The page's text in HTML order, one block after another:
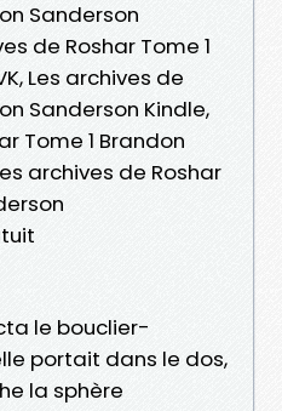
Sanderson
de Roshar Tome 1
Les archives de
Sanderson Kindle,
Tome 1 Brandon
archives de Roshar
le bouclier-
portait dans le dos,
la sphère